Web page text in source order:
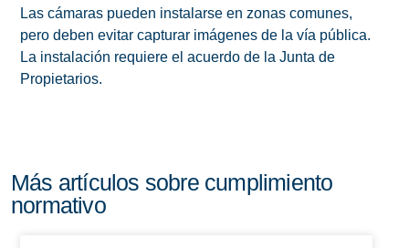
Las cámaras pueden instalarse en zonas comunes,
pero deben evitar capturar imágenes de la vía pública.
La instalación requiere el acuerdo de la Junta de
Propietarios.
Más artículos sobre cumplimiento
normativo